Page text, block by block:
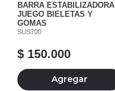
BARRA ESTABILIZADORA
JUEGO BIELETAS Y
GOMAS
SUS700
$ 150.000
Agregar